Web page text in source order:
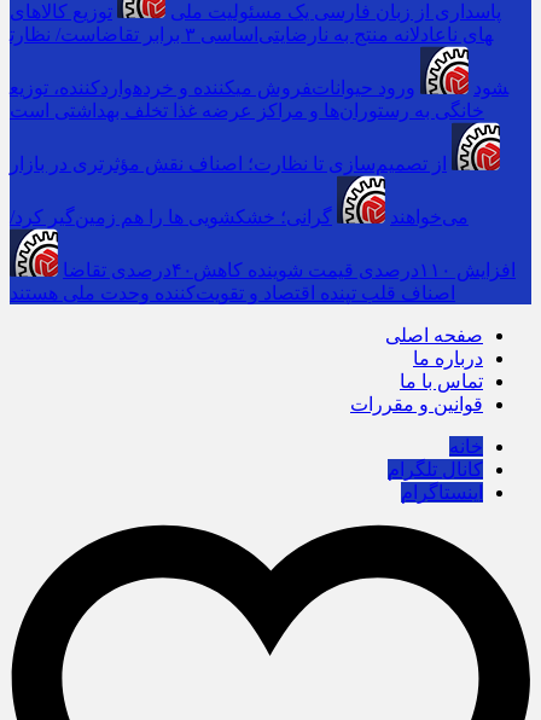
پاسداری از زبان فارسی یک مسئولیت ملی
توزیع کالاهای
اساسی ۳ برابر تقاضاست/ نظارت‎های ناعادلانه منتج به نارضایتی
واردکننده، توزیع‎کننده و خرده‎فروش می‎شود
ورود حیوانات
خانگی به رستوران‌ها و مراکز عرضه غذا تخلف بهداشتی است
از تصمیم‌سازی تا نظارت؛ اصناف نقش مؤثرتری در بازار
می‌خواهند گرانی؛ خشکشویی‌ ها را هم زمین‌گیر کرد/
افزایش ۱۱۰درصدی قیمت شوینده کاهش۴۰درصدی تقاضا
اصناف قلب تپنده اقتصاد و تقویت‌کننده وحدت ملی هستند
صفحه اصلی
درباره ما
تماس با ما
قوانین و مقررات
خانه
کانال تلگرام
اینستاگرام